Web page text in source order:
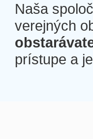
Naša
verejných
prístupe a